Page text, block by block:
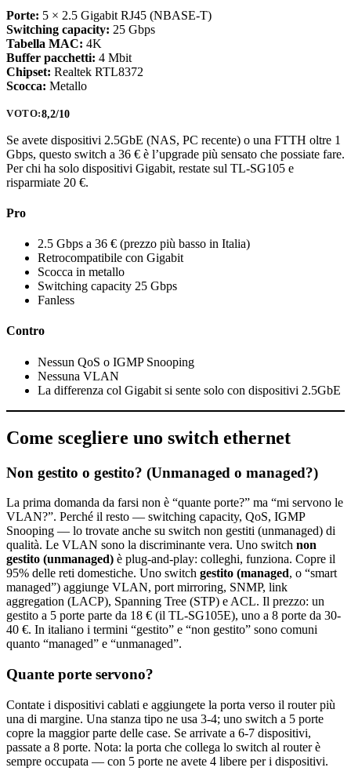
Porte: 5 × 2.5 Gigabit RJ45 (NBASE-T)
Switching capacity: 25 Gbps
Tabella MAC: 4K
Buffer pacchetti: 4 Mbit
Chipset: Realtek RTL8372
Scocca: Metallo
VOTO:8,2/10
Se avete dispositivi 2.5GbE (NAS, PC recente) o una FTTH oltre 1
Gbps, questo switch a 36 € è l’upgrade più sensato che possiate fare.
Per chi ha solo dispositivi Gigabit, restate sul TL-SG105 e
risparmiate 20 €.
Pro
2.5 Gbps a 36 € (prezzo più basso in Italia)
Retrocompatibile con Gigabit
Scocca in metallo
Switching capacity 25 Gbps
Fanless
Contro
Nessun QoS o IGMP Snooping
Nessuna VLAN
La differenza col Gigabit si sente solo con dispositivi 2.5GbE
Come scegliere uno switch ethernet
Non gestito o gestito? (Unmanaged o managed?)
La prima domanda da farsi non è “quante porte?” ma “mi servono le
VLAN?”. Perché il resto — switching capacity, QoS, IGMP
Snooping — lo trovate anche su switch non gestiti (unmanaged) di
qualità. Le VLAN sono la discriminante vera. Uno switch non
gestito (unmanaged) è plug-and-play: colleghi, funziona. Copre il
95% delle reti domestiche. Uno switch gestito (managed, o “smart
managed”) aggiunge VLAN, port mirroring, SNMP, link
aggregation (LACP), Spanning Tree (STP) e ACL. Il prezzo: un
gestito a 5 porte parte da 18 € (il TL-SG105E), uno a 8 porte da 30-
40 €. In italiano i termini “gestito” e “non gestito” sono comuni
quanto “managed” e “unmanaged”.
Quante porte servono?
Contate i dispositivi cablati e aggiungete la porta verso il router più
una di margine. Una stanza tipo ne usa 3-4; uno switch a 5 porte
copre la maggior parte delle case. Se arrivate a 6-7 dispositivi,
passate a 8 porte. Nota: la porta che collega lo switch al router è
sempre occupata — con 5 porte ne avete 4 libere per i dispositivi.